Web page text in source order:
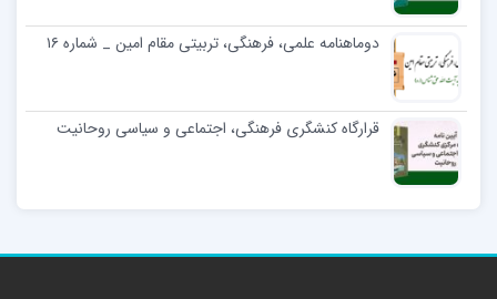
دوماهنامه علمی، فرهنگی، تربیتی مقام امین _ شماره ۱۶
قرارگاه کنشگری فرهنگی، اجتماعی و سیاسی روحانیت